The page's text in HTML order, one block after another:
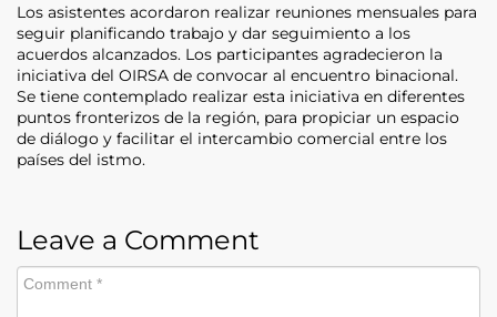
Los asistentes acordaron realizar reuniones mensuales para
seguir planificando trabajo y dar seguimiento a los
acuerdos alcanzados. Los participantes agradecieron la
iniciativa del OIRSA de convocar al encuentro binacional.
Se tiene contemplado realizar esta iniciativa en diferentes
puntos fronterizos de la región, para propiciar un espacio
de diálogo y facilitar el intercambio comercial entre los
países del istmo.
Leave a Comment